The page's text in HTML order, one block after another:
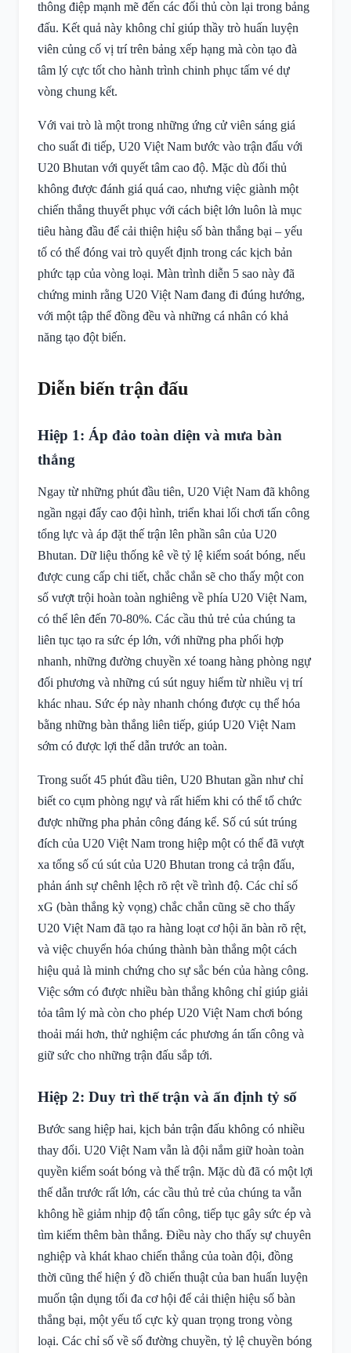
thông điệp mạnh mẽ đến các đối thủ còn lại trong bảng
đấu. Kết quả này không chỉ giúp thầy trò huấn luyện
viên củng cố vị trí trên bảng xếp hạng mà còn tạo đà
tâm lý cực tốt cho hành trình chinh phục tấm vé dự
vòng chung kết.
Với vai trò là một trong những ứng cử viên sáng giá
cho suất đi tiếp, U20 Việt Nam bước vào trận đấu với
U20 Bhutan với quyết tâm cao độ. Mặc dù đối thủ
không được đánh giá quá cao, nhưng việc giành một
chiến thắng thuyết phục với cách biệt lớn luôn là mục
tiêu hàng đầu để cải thiện hiệu số bàn thắng bại – yếu
tố có thể đóng vai trò quyết định trong các kịch bản
phức tạp của vòng loại. Màn trình diễn 5 sao này đã
chứng minh rằng U20 Việt Nam đang đi đúng hướng,
với một tập thể đồng đều và những cá nhân có khả
năng tạo đột biến.
Diễn biến trận đấu
Hiệp 1: Áp đảo toàn diện và mưa bàn
thắng
Ngay từ những phút đầu tiên, U20 Việt Nam đã không
ngần ngại đẩy cao đội hình, triển khai lối chơi tấn công
tổng lực và áp đặt thế trận lên phần sân của U20
Bhutan. Dữ liệu thống kê về tỷ lệ kiểm soát bóng, nếu
được cung cấp chi tiết, chắc chắn sẽ cho thấy một con
số vượt trội hoàn toàn nghiêng về phía U20 Việt Nam,
có thể lên đến 70-80%. Các cầu thủ trẻ của chúng ta
liên tục tạo ra sức ép lớn, với những pha phối hợp
nhanh, những đường chuyền xé toang hàng phòng ngự
đối phương và những cú sút nguy hiểm từ nhiều vị trí
khác nhau. Sức ép này nhanh chóng được cụ thể hóa
bằng những bàn thắng liên tiếp, giúp U20 Việt Nam
sớm có được lợi thế dẫn trước an toàn.
Trong suốt 45 phút đầu tiên, U20 Bhutan gần như chỉ
biết co cụm phòng ngự và rất hiếm khi có thể tổ chức
được những pha phản công đáng kể. Số cú sút trúng
đích của U20 Việt Nam trong hiệp một có thể đã vượt
xa tổng số cú sút của U20 Bhutan trong cả trận đấu,
phản ánh sự chênh lệch rõ rệt về trình độ. Các chỉ số
xG (bàn thắng kỳ vọng) chắc chắn cũng sẽ cho thấy
U20 Việt Nam đã tạo ra hàng loạt cơ hội ăn bàn rõ rệt,
và việc chuyển hóa chúng thành bàn thắng một cách
hiệu quả là minh chứng cho sự sắc bén của hàng công.
Việc sớm có được nhiều bàn thắng không chỉ giúp giải
tỏa tâm lý mà còn cho phép U20 Việt Nam chơi bóng
thoải mái hơn, thử nghiệm các phương án tấn công và
giữ sức cho những trận đấu sắp tới.
Hiệp 2: Duy trì thế trận và ấn định tỷ số
Bước sang hiệp hai, kịch bản trận đấu không có nhiều
thay đổi. U20 Việt Nam vẫn là đội nắm giữ hoàn toàn
quyền kiểm soát bóng và thế trận. Mặc dù đã có một lợi
thế dẫn trước rất lớn, các cầu thủ trẻ của chúng ta vẫn
không hề giảm nhịp độ tấn công, tiếp tục gây sức ép và
tìm kiếm thêm bàn thắng. Điều này cho thấy sự chuyên
nghiệp và khát khao chiến thắng của toàn đội, đồng
thời cũng thể hiện ý đồ chiến thuật của ban huấn luyện
muốn tận dụng tối đa cơ hội để cải thiện hiệu số bàn
thắng bại, một yếu tố cực kỳ quan trọng trong vòng
loại. Các chỉ số về số đường chuyền, tỷ lệ chuyền bóng